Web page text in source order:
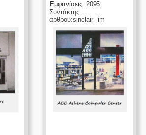
Εμφανίσεις: 2095
Συντάκτης
άρθρου:sinclair_jim